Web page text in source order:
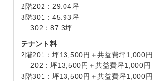
2階202：29.04坪
3階301：45.93坪
302：87.3坪
テナント料
2階201：坪13,500円＋共益費坪1,000円
202：坪13,500円＋共益費坪1,000円
3階301：坪13,500円＋共益費坪1,000円